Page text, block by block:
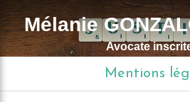
Mélanie
Avocate
Mentions